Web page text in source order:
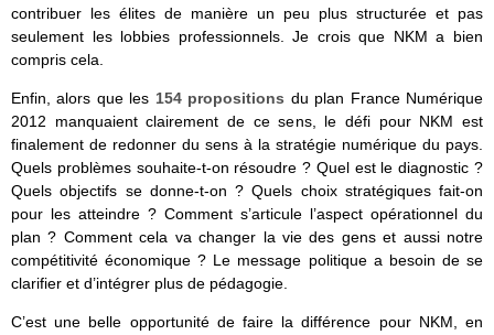
contribuer les élites de manière un peu plus structurée et pas
seulement les lobbies professionnels. Je crois que NKM a bien
compris cela.
Enfin, alors que les 154 propositions du plan France Numérique
2012 manquaient clairement de ce sens, le défi pour NKM est
finalement de redonner du sens à la stratégie numérique du pays.
Quels problèmes souhaite-t-on résoudre ? Quel est le diagnostic ?
Quels objectifs se donne-t-on ? Quels choix stratégiques fait-on
pour les atteindre ? Comment s’articule l’aspect opérationnel du
plan ? Comment cela va changer la vie des gens et aussi notre
compétitivité économique ? Le message politique a besoin de se
clarifier et d’intégrer plus de pédagogie.
C’est une belle opportunité de faire la différence pour NKM, en